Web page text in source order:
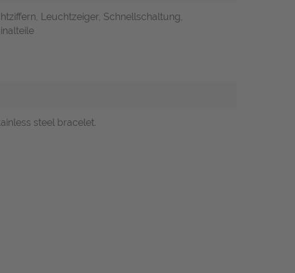
Leuchtzeiger, Schnellschaltung,
steel bracelet.